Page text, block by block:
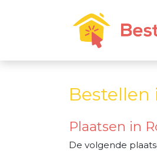
Bestellen
Plaatsen in
De volgende